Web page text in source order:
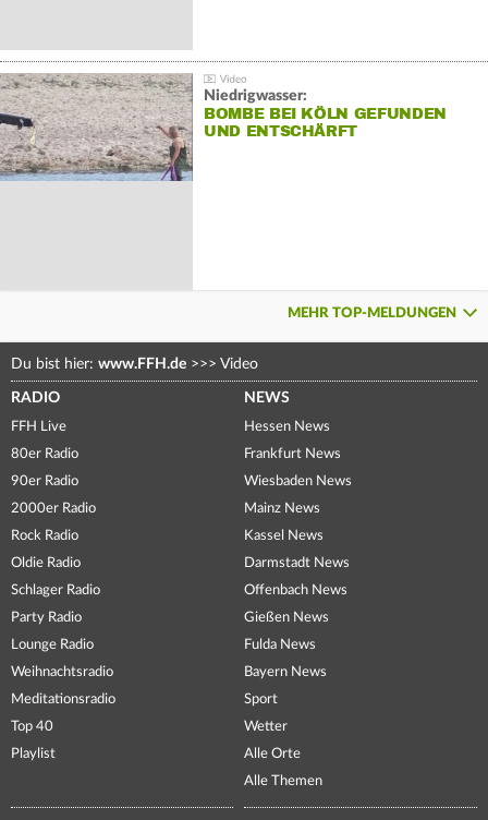
Niedrigwasser:
BOMBE BEI KÖLN GEFUNDEN
UND ENTSCHÄRFT
MEHR TOP-MELDUNGEN
Du bist hier: www.FFH.de >>> Video
RADIO
FFH Live
80er Radio
90er Radio
2000er Radio
Rock Radio
Oldie Radio
Schlager Radio
Party Radio
Lounge Radio
Weihnachtsradio
Meditationsradio
Top 40
Playlist
NEWS
Hessen News
Frankfurt News
Wiesbaden News
Mainz News
Kassel News
Darmstadt News
Offenbach News
Gießen News
Fulda News
Bayern News
Sport
Wetter
Alle Orte
Alle Themen